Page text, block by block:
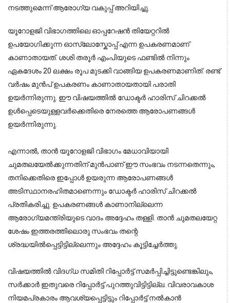
നടത്തുമെന്ന് ആരോഗ്യ വകുപ്പ് അറിയിച്ചു.
യൂറോളജി വിഭാഗത്തിലെ ഓപ്പറേഷൻ തിയേറ്ററിൽ
ഉപയോഗിക്കുന്ന ഓസ്‌ലോസ്കോപ്പ് എന്ന ഉപകരണമാണ്
കാണാതായത്. ശശി തരൂർ എംപിയുടെ ഫണ്ടിൽ നിന്നും
ഏകദേശം 20 ലക്ഷം രൂപ മുടക്കി വാങ്ങിയ ഉപകരണമാണിത്. രണ്ട്
വർഷം മുൻപ് ഉപകരണം കാണാതായതായി പരാതി
ഉയർന്നിരുന്നു. ഈ വിഷയത്തിൽ ഡോക്ടർ ഹാരിസ് ചിറക്കൽ
ഉൾപ്പെടെയുള്ളവർക്കെതിരെ നേരത്തെ ആരോപണങ്ങൾ
ഉയർന്നിരുന്നു.
എന്നാൽ, താൻ യൂറോളജി വിഭാഗം മേധാവിയായി
ചുമതലയേൽക്കുന്നതിന് മുൻപാണ് ഈ സംഭവം നടന്നതെന്നും,
തനിക്കെതിരെ ഇപ്പോൾ ഉയരുന്ന ആരോപണങ്ങൾ
അടിസ്ഥാനരഹിതമാണെന്നും ഡോക്ടർ ഹാരിസ് ചിറക്കൽ
പ്രതികരിച്ചു. ഉപകരണങ്ങൾ കാണാനില്ലെന്ന
ആരോഗ്യമന്ത്രിയുടെ വാദം അദ്ദേഹം തള്ളി. താൻ ചുമതലയേറ്റ
ശേഷം ഇത്തരത്തിലൊരു സംഭവം തന്റെ
ശ്രദ്ധയിൽപ്പെട്ടിട്ടില്ലെന്നും അദ്ദേഹം കൂട്ടിച്ചേർത്തു.
വിഷയത്തിൽ വിദഗ്ധ സമിതി റിപ്പോർട്ട് സമർപ്പിച്ചിട്ടുണ്ടെങ്കിലും,
സർക്കാർ ഇതുവരെ റിപ്പോർട്ട് പുറത്തുവിട്ടിട്ടില്ല. വിവരാവകാശ
നിയമപ്രകാരം ആവശ്യപ്പെട്ടിട്ടും റിപ്പോർട്ട് നൽകാൻ